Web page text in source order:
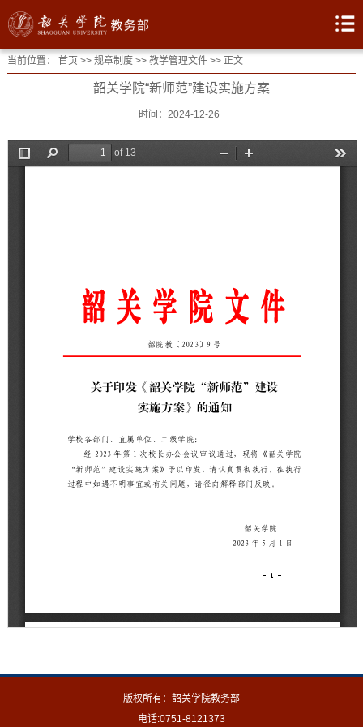
当前位置： 首页 >> 规章制度>> 教学管理文件>> 正文
韶关学院“新师范”建设实施方案
时间：2024-12-26
版权所有：韶关学院教务部
电话:0751-8121373